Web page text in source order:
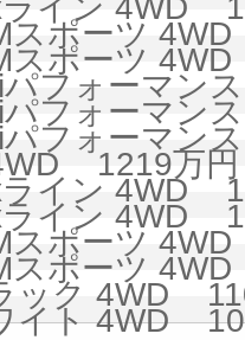
スポーツ
スポーツ
パフォーマ
パフォーマ
パフォーマン
1219万
ライン 4WD
ライン 4WD
スポーツ
スポーツ
ック 4WD
イト 4WD